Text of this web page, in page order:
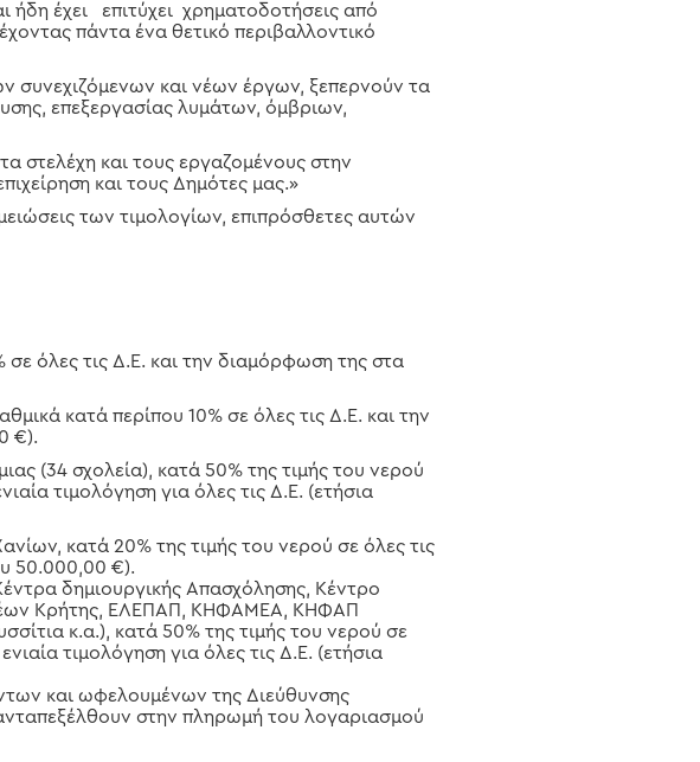
ήδη έχει επιτύχει χρηματοδοτήσεις από
πάντα ένα θετικό περιβαλλοντικό
συνεχιζόμενων και νέων έργων, ξεπερνούν τα
επεξεργασίας λυμάτων, όμβριων,
στελέχη και τους εργαζομένους στην
και τους Δημότες μας.»
των τιμολογίων, επιπρόσθετες αυτών
όλες τις Δ.Ε. και την διαμόρφωση της στα
κατά περίπου 10% σε όλες τις Δ.Ε. και την
€).
(34 σχολεία), κατά 50% της τιμής του νερού
τιμολόγηση για όλες τις Δ.Ε. (ετήσια
κατά 20% της τιμής του νερού σε όλες τις
50.000,00 €).
δημιουργικής Απασχόλησης, Κέντρο
Νέων Κρήτης, ΕΛΕΠΑΠ, ΚΗΦΑΜΕΑ, ΚΗΦΑΠ
κ.α.), κατά 50% της τιμής του νερού σε
τιμολόγηση για όλες τις Δ.Ε. (ετήσια
και ωφελουμένων της Διεύθυνσης
στην πληρωμή του λογαριασμού